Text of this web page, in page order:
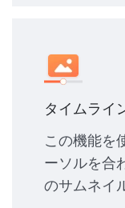
タイムライ
この機能を
ーソルを合
のサムネイ